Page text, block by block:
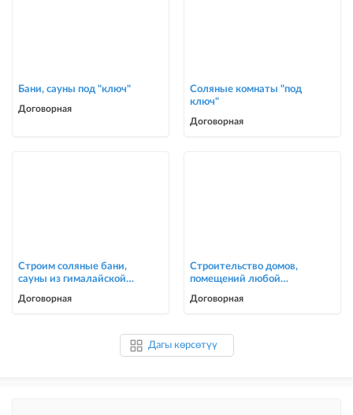
Бани, сауны под "ключ"
Договорная
Соляные комнаты "под
ключ"
Договорная
Строим соляные бани,
сауны из гималайской
Договорная
Строительство домов,
помещений любой
Договорная
Дагы көрсөтүү